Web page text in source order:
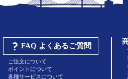
FAQ よくあるご質問
ご注文について
ポイントについて
各種サービスについて